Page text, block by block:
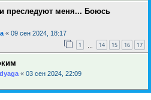
преследуют меня... Боюсь
« 09 сен 2024, 18:17
1 14 15 16 17
« 03 сен 2024, 22:09